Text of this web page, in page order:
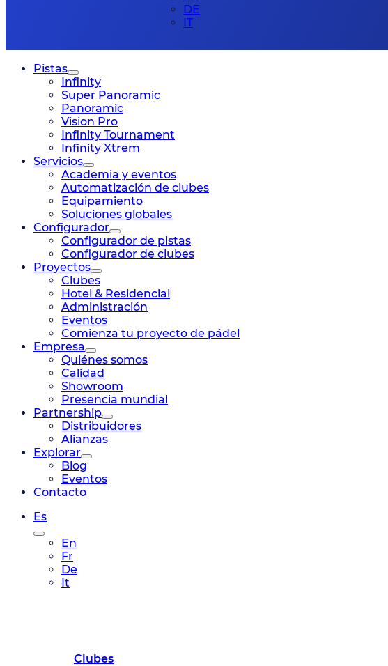
DE
IT
Pistas
Infinity
Super Panoramic
Panoramic
Vision Pro
Infinity Tournament
Infinity Xtrem
Servicios
Academia y eventos
Automatización de clubes
Equipamiento
Soluciones globales
Configurador
Configurador de pistas
Configurador de clubes
Proyectos
Clubes
Hotel & Residencial
Administración
Eventos
Comienza tu proyecto de pádel
Empresa
Quiénes somos
Calidad
Showroom
Presencia mundial
Partnership
Distribuidores
Alianzas
Explorar
Blog
Eventos
Contacto
Es
En
Fr
De
It
Clubes